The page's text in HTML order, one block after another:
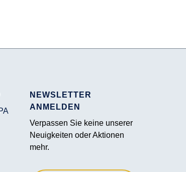
NEWSLETTER
ANMELDEN
Verpassen Sie keine unserer
Neuigkeiten oder Aktionen
mehr.